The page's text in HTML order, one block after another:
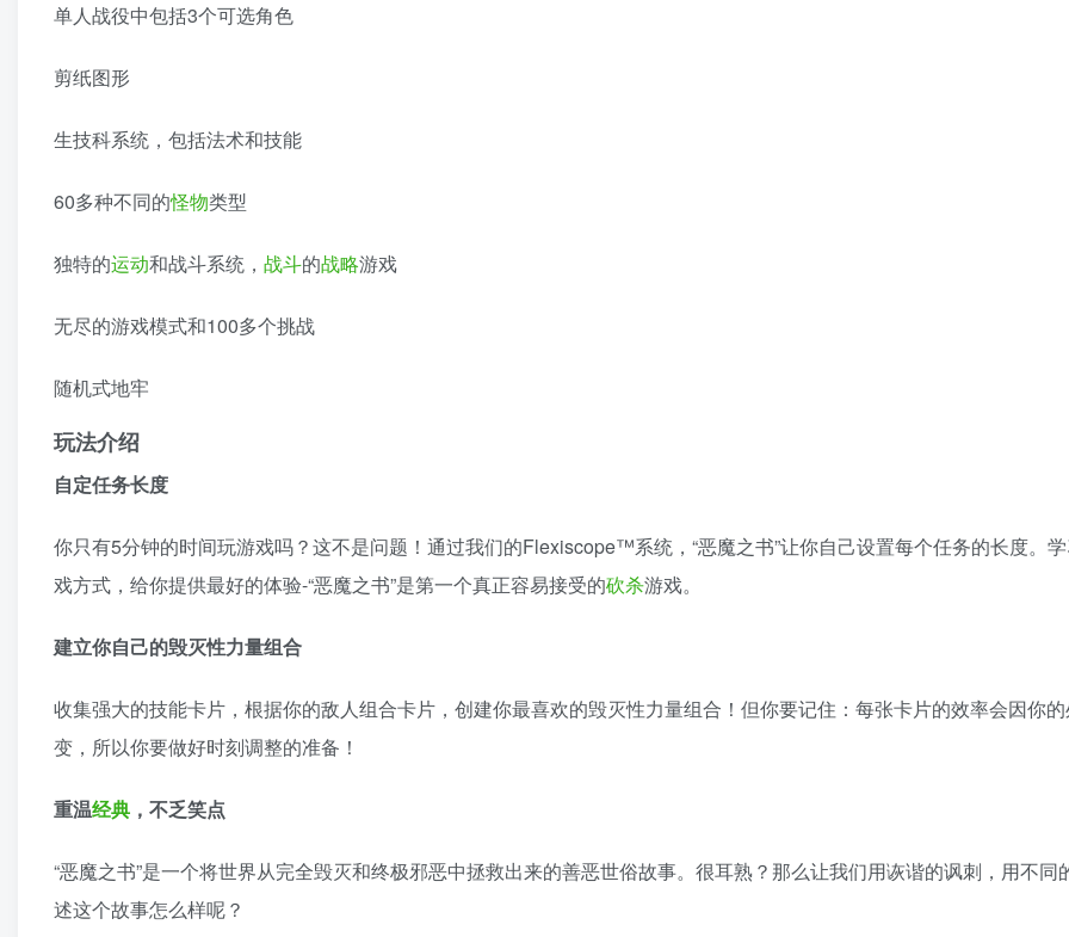
单人战役中包括3个可选角色
剪纸图形
生技科系统，包括法术和技能
60多种不同的怪物类型
独特的运动和战斗系统， 战斗的战略游戏
无尽的游戏模式和100多个挑战
随机式地牢
玩法介绍
自定任务长度
你只有5分钟的时间玩游戏吗？这不是问题！通过我们的Flexiscope™系统，“恶魔之书”让你自己设置每个任务的长度。
戏方式，给你提供最好的体验-“恶魔之书”是第一个真正容易接受的砍杀游戏。
建立你自己的毁灭性力量组合
收集强大的技能卡片，根据你的敌人组合卡片，创建你最喜欢的毁灭性力量组合！但你要记住：每张卡片的效率会因你
变，所以你要做好时刻调整的准备！
重温经典 ，不乏笑点
“恶魔之书”是一个将世界从完全毁灭和终极邪恶中拯救出来的善恶世俗故事。很耳熟？那么让我们用诙谐的讽刺，用不同
述这个故事怎么样呢？